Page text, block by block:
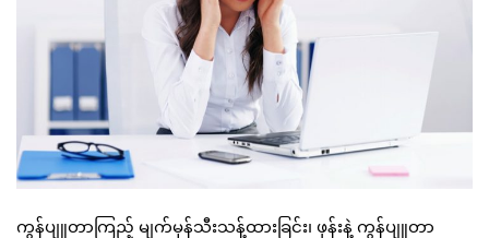
ကွန်ပျူတာကြည့် မျက်မှန်သီးသန့်ထားခြင်း၊ ဖုန်းနဲ့ ကွန်ပျူတာ